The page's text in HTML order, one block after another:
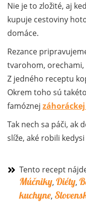
Nie je to zložité, aj
kupuje cestoviny
domáce.
Rezance
tvarohom, orechami,
Z jedného receptu
Okrem toho sú
famóznej
Tak nech sa páči, ak
slíže, aké robili
Tento recept
Múčniky, Diéty,
kuchyne,